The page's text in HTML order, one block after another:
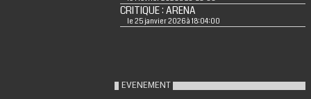
CRITIQUE : ARENA
le 25 janvier 2026 à 18:04:00
EVENEMENT